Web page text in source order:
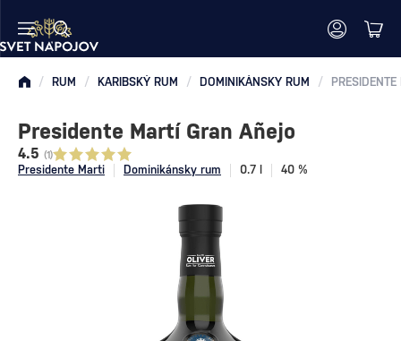
/ RUM / KARIBSKÝ RUM / DOMINIKÁNSKY RUM /
Presidente Marti Dominikánsky rum 0.7 l 40 %
Presidente Martí Gran Añejo
4.5 (1)